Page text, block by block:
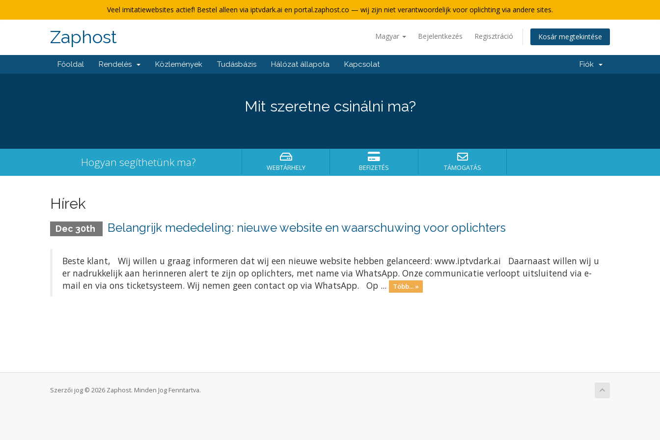
Veel imitatiewebsites actief! Bestel alleen via iptvdark.ai en portal.zaphost.co — wij zijn niet verantwoordelijk voor oplichting via andere sites.
Magyar Bejelentkezés Regisztráció Kosár megtekintése
Zaphost
Főoldal Rendelés Közlemények Tudásbázis Hálózat állapota Kapcsolat Fiók
Mit szeretne csinálni ma?
Hogyan segíthetünk ma? WEBTÁRHELY BEFIZETÉS TÁMOGATÁS
Hírek
Dec 30th Belangrijk mededeling: nieuwe website en waarschuwing voor oplichters
Beste klant, Wij willen u graag informeren dat wij een nieuwe website hebben gelanceerd: www.iptvdark.ai Daarnaast willen wij u
er nadrukkelijk aan herinneren alert te zijn op oplichters, met name via WhatsApp. Onze communicatie verloopt uitsluitend via e-
mail en via ons ticketsysteem. Wij nemen geen contact op via WhatsApp. Op ...
Több... »
Szerzői jog © 2026 Zaphost. Minden Jog Fenntartva.